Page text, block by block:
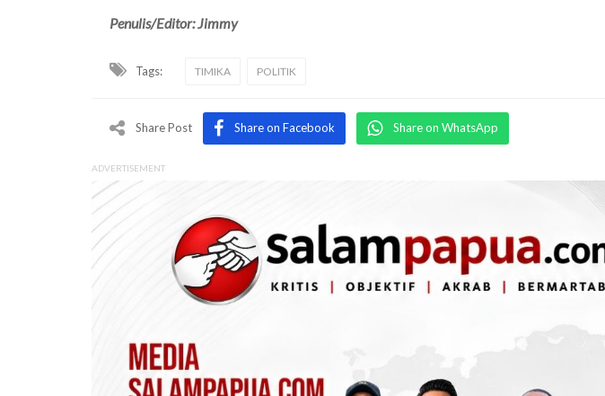
Penulis/Editor: Jimmy
Tags: TIMIKA POLITIK
Share Post Share on Facebook Share on WhatsApp
ADVERTISEMENT